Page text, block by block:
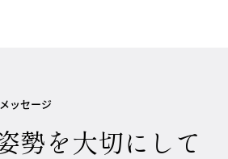
ッセージ
勢を大切にして